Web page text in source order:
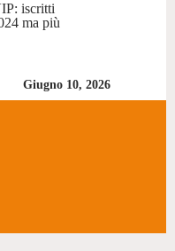
iscritti
ma più
Giugno 10, 2026